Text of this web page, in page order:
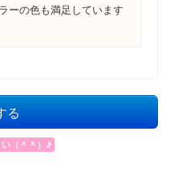
ーの色も満足しています
る
（＾＾）♪